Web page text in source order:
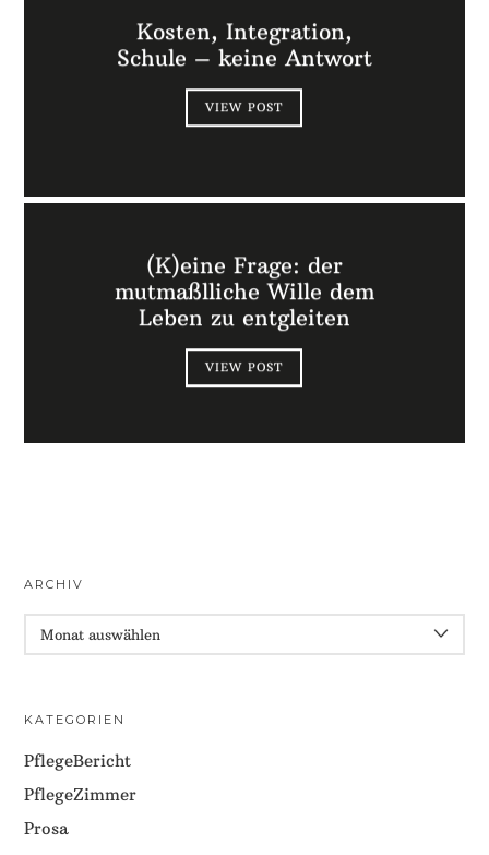
Kosten, Integration,
Schule – keine Antwort
VIEW POST
(K)eine Frage: der
mutmaßlliche Wille dem
Leben zu entgleiten
VIEW POST
ARCHIV
KATEGORIEN
PflegeBericht
PflegeZimmer
Prosa